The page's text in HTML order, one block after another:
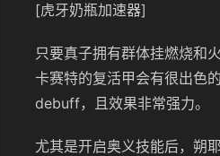
[虎牙奶瓶加速器]
只要真子拥有群体挂燃烧和
卡赛特的复活甲会有很出色
debuff，且效果非常强力。
尤其是开启奥义技能后，朔